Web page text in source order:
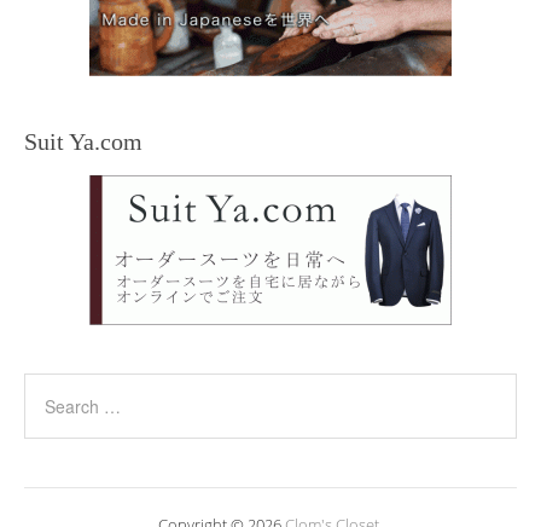
Suit Ya.com